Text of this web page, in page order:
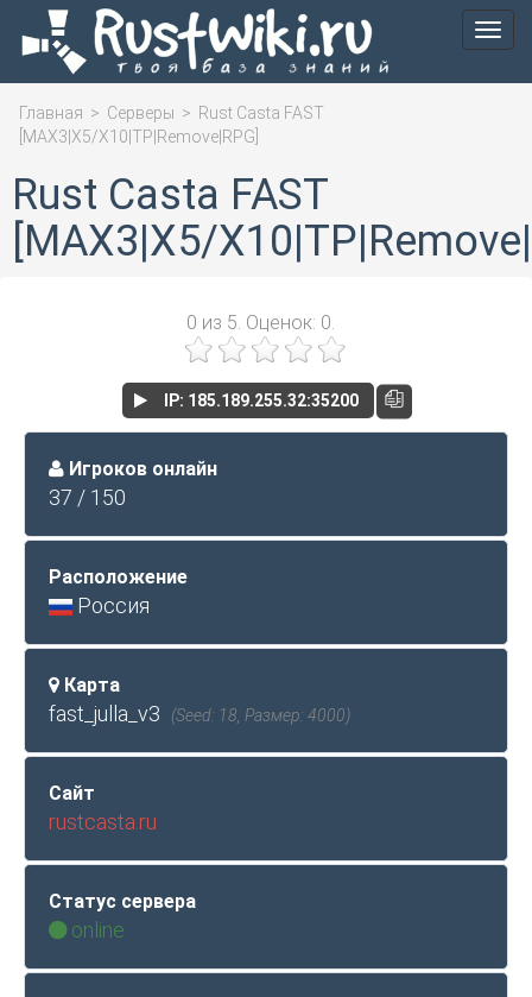
Меню
Главная > Серверы > Rust Casta FAST
[MAX3|X5/X10|TP|Remove|RPG]
Rust Casta FAST
[MAX3|X5/
0 из 5. Оценок: 0.
IP: 185.189.255.32:35200
Игроков онлайн
37 / 150
Расположение
Россия
Карта
fast_julla_v3 (Seed: 18, Размер: 4000)
Сайт
rustcasta.ru
Статус сервера
online